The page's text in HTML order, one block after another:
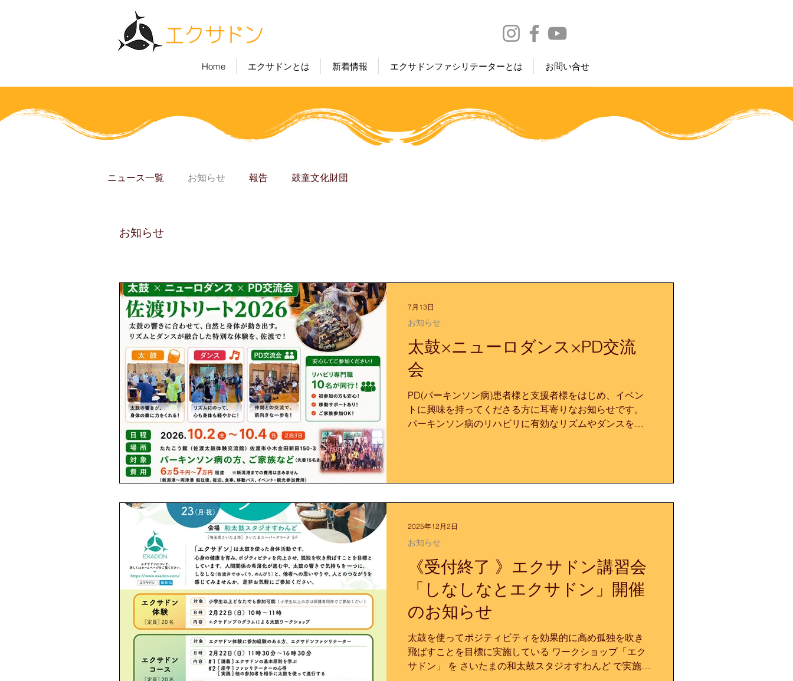
Home エクサドンとは 新着情報 エクサドンファシリテーターとは お問い合せ
ニュース一覧 お知らせ 報告 鼓童文化財団
お知らせ
太鼓×ニューロダンス×PD交流
会
PD(パーキンソン病)患者様と支援者様をはじめ、イベン
トに興味を持ってくださる方に耳寄りなお知らせです。
パーキンソン病のリハビリに有効なリズムやダンスを組
全国各地から参加するパーキンソン病患者様とリハビリ
み、午後のみの参加も可能です。お申込時にご希望をお
伝え願います。 【イベント詳細】 開催日：2026年10月3
人 鼓童文化財団 場所：たたこう館 講師：エクサドンファ
シリテーター・宮﨑正美（鼓童）、ニューロダンス講
師、橋本弘子（森之宮医療大学教授） 定員：先着15名
（島外からの参加者） 金額：エクサドン体験料2,500円
（島民/障碍者割2,000円） 募集方法： 【お問い合わ
せ・お申込み】 ・全国からのご参加→締め切りまし
た。 ・佐
お知らせ
7月13日
《受付終了 》エクサドン講習会
「しなしなとエクサドン」開催
のお知らせ
太鼓を使ってポジティビティを効果的に高め孤独を吹き
飛ばすことを目標に実施している ワークショップ「エク
サドン」 を さいたまの和太鼓スタジオすわんど で実施い
お知らせ
2025年12月2日